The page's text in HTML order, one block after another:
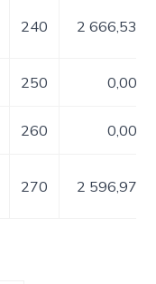
240 2 666,53
250 0,00
260 0,00
270 2 596,97